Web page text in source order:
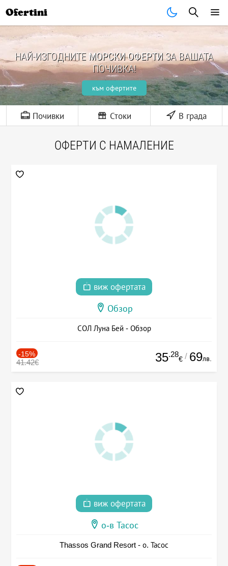
Ofertini
НАЙ-ИЗГОДНИТЕ МОРСКИ ОФЕРТИЗА ВАШАТА
ПОЧИВКА!
към офертите
Почивки Стоки В града
ОФЕРТИ С НАМАЛЕНИЕ
виж офертата
Обзор
СОЛ Луна Бей - Обзор
-15%
41.42€ 35.28
€ / 69лв.
виж офертата
о-в Тасос
Thassos Grand Resort - о. Тасос